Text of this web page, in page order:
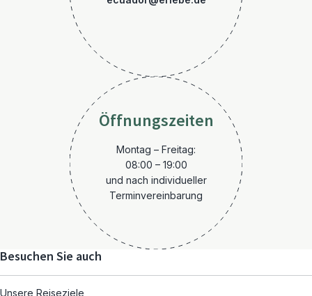
Öffnungszeiten
Montag – Freitag:
08:00 – 19:00
und nach individueller
Terminvereinbarung
Besuchen Sie auch
Unsere Reiseziele